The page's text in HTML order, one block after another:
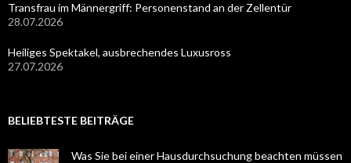
Transfrau im Männergriff: Personenstand an der Zellentür
28.07.2026
Heiliges Spektakel, ausbrechendes Luxusross
27.07.2026
BELIEBTESTE BEITRÄGE
Was Sie bei einer Hausdurchsuchung beachten müssen